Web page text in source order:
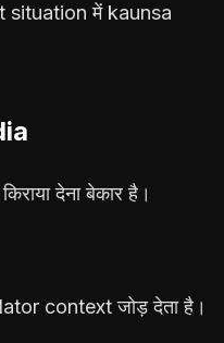
situation में kaunsa
देना बेकार है।
context जोड़ देता है।